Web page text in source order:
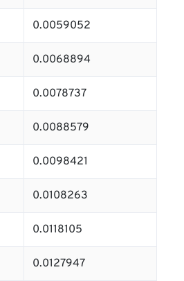
0.0059052
0.0068894
0.0078737
0.0088579
0.0098421
0.0108263
0.0118105
0.0127947